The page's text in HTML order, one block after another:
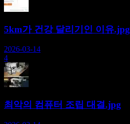
5km가 건강 달리기인 이유.jpg
2026-03-14
4
최악의 컴퓨터 조립 대결.jpg